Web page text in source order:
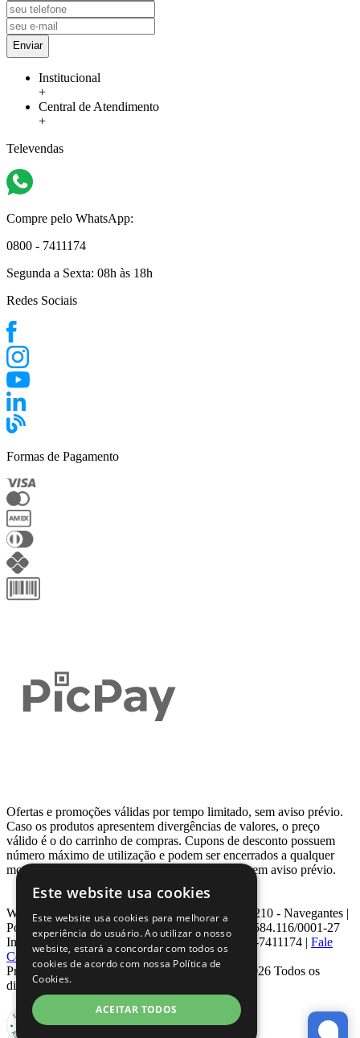
Enviar
Institucional
+
Central de Atendimento
+
Televendas
Compre pelo WhatsApp:
0800 - 7411174
Segunda a Sexta: 08h às 18h
Redes Sociais
Formas de Pagamento
Ofertas e promoções válidas por tempo limitado, sem aviso prévio.
Caso os produtos apresentem divergências de valores, o preço
válido é o do carrinho de compras. Cupons de desconto possuem
número máximo de utilização e podem ser encerrados a qualquer
momento, de acordo com sua disponibilidade e sem aviso prévio.
Webcontinental LTDA | Travessa Venezuela, Nº 210 - Navegantes |
Porto Alegre - RS - CEP: 90.240-220 CNPJ: 08.584.116/0001-27
Inscrição Estadual: 0963171399 | Telefone: 0800-7411174 | Fale
Conosco|ouvidoria@webcontinental.com.br
Proibida reprodução total ou parcial | © 2007 - 2026 Todos os
direitos reservados - WebContinental
Este website usa cookies
Este website usa cookies para melhorar a
experiência do usuário. Ao utilizar o nosso
website, estará a concordar com todos os
cookies de acordo com nossa Política de
Cookies.
ACEITAR TODOS